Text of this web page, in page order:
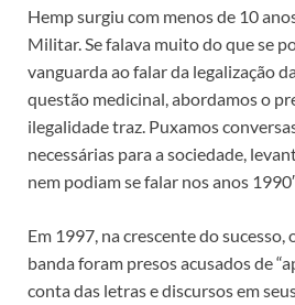
Hemp surgiu com menos de 10
Militar. Se falava muito do que se
vanguarda ao falar da legalização
questão medicinal, abordamos o
ilegalidade traz. Puxamos
necessárias para a sociedade,
nem podiam se falar nos anos
Em 1997, na crescente do sucesso,
banda foram presos acusados de
conta das letras e discursos em